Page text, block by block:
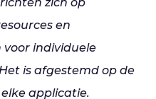
en
voor individuele
is afgestemd op de
applicatie.